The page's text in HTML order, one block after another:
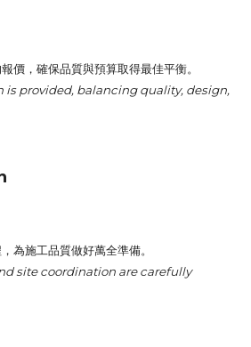
價，確保品質與預算取得最佳平衡。
is provided, balancing quality, design,
為施工品質做好萬全準備。
site coordination are carefully